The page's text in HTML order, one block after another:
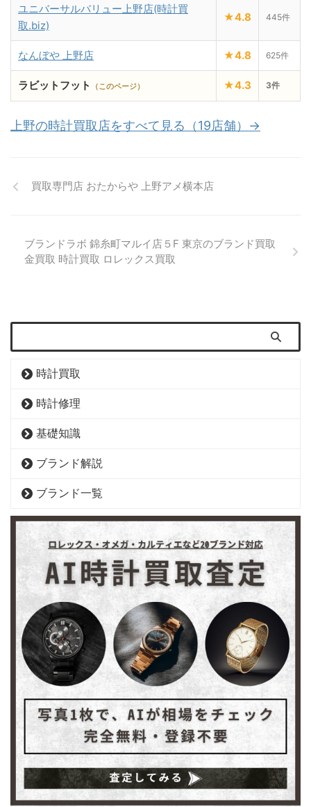
ユニバーサルバリュー上野店(時計買
取.biz)
★4.8 445件
なんぼや 上野店 ★4.8 625件
ラビットフット （このページ） ★4.3 3件
上野の時計買取店をすべて見る（19店舗）→
買取専門店 おたからや 上野アメ横本店
ブランドラボ 錦糸町マルイ店５F 東京のブランド買取
金買取 時計買取 ロレックス買取
時計買取
時計修理
基礎知識
ブランド解説
ブランド一覧